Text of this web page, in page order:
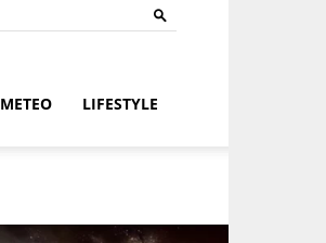
METEO LIFESTYLE